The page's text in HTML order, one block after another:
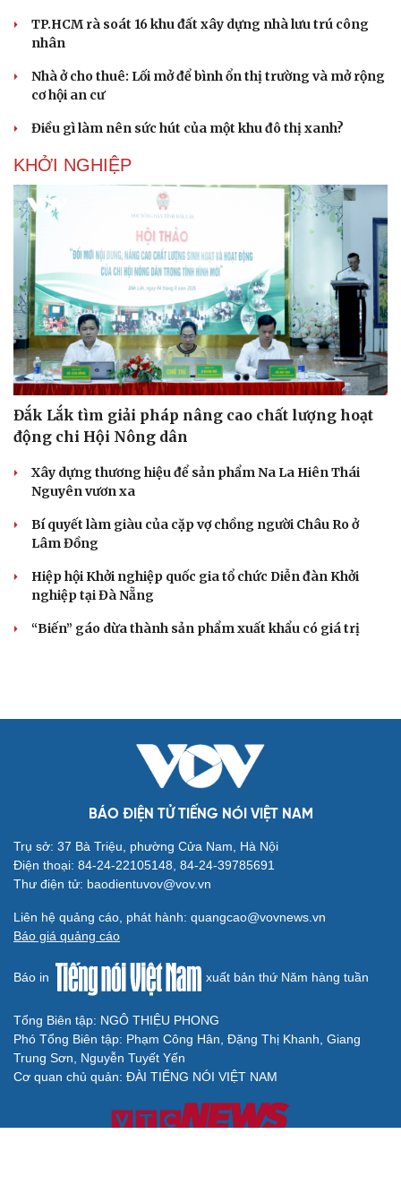
TP.HCM rà soát 16 khu đất xây dựng nhà lưu trú công
nhân
Nhà ở cho thuê: Lối mở để bình ổn thị trường và mở rộng
cơ hội an cư
Điều gì làm nên sức hút của một khu đô thị xanh?
KHỞI NGHIỆP
Đắk Lắk tìm giải pháp nâng cao chất lượng hoạt
động chi Hội Nông dân
Xây dựng thương hiệu để sản phẩm Na La Hiên Thái
Nguyên vươn xa
Bí quyết làm giàu của cặp vợ chồng người Châu Ro ở
Lâm Đồng
Hiệp hội Khởi nghiệp quốc gia tổ chức Diễn đàn Khởi
nghiệp tại Đà Nẵng
“Biến” gáo dừa thành sản phẩm xuất khẩu có giá trị
BÁO ĐIỆN TỬ TIẾNG NÓI VIỆT NAM
Trụ sở: 37 Bà Triệu, phường Cửa Nam, Hà Nội
Điện thoại: 84-24-22105148, 84-24-39785691
Thư điện tử: baodientuvov@vov.vn
Liên hệ quảng cáo, phát hành: quangcao@vovnews.vn
Báo giá quảng cáo
Báo in xuất bản thứ Năm hàng tuần
Tổng Biên tập: NGÔ THIỆU PHONG
Phó Tổng Biên tập: Phạm Công Hân, Đặng Thị Khanh, Giang
Trung Sơn, Nguyễn Tuyết Yến
Cơ quan chủ quản: ĐÀI TIẾNG NÓI VIỆT NAM